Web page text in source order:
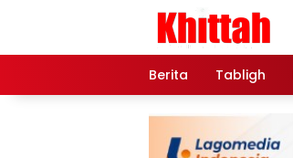
Berita Tabligh